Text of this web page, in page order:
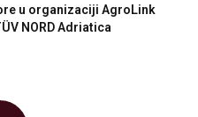
u organizaciji AgroLink
NORD Adriatica